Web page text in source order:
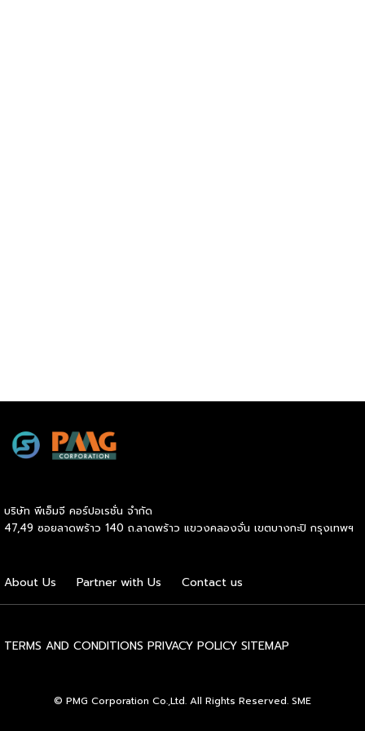
บริษัท พีเอ็มจี คอร์ปอเรชั่น จำกัด
47,49 ซอยลาดพร้าว 140 ถ.ลาดพร้าว แขวงคลองจั่น เขตบางกะปิ กรุงเทพฯ
About Us Partner with Us Contact us
TERMS AND CONDITIONS PRIVACY POLICY SITEMAP
© PMG Corporation Co.,Ltd. All Rights Reserved. SME